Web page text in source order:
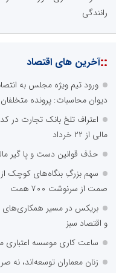
رانندگی
::آخرین های اقتصاد
ورود تیم ویژه مجلس به
دیوان محاسبات: پرونده متخلفان
اعتراف تلخ بانک تجارت در
مالی از ۲۲ خرداد
حذف قوانین دست و پا گیر
سهم بزرگِ بنگاه‌های کوچک
صمت از سرنوشت ۷۰۰ همت
و اقتصاد سبز
ساعت کاری موسسه اعتباری
زنان معماران توسعه‌اند، نه